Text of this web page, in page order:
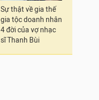
Sự thật về gia thế
gia tộc doanh nhân
4 đời của vợ nhạc
sĩ Thanh Bùi